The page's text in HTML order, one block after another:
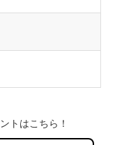
トはこちら！